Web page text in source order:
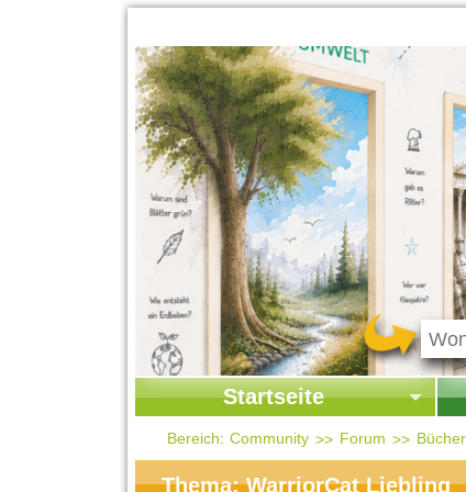
Startseite
Startseite
Kontakt
Bereich: Community Forum
Thema: WarriorCat Liebling